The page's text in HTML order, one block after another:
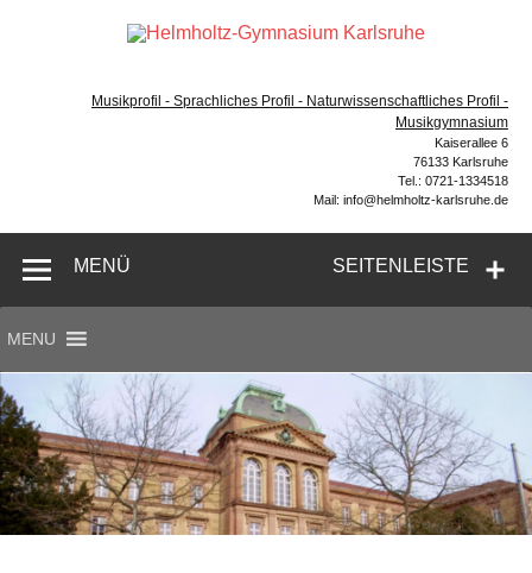
Musikprofil - Sprachliches Profil - Naturwissenschaftliches Profil -
Musikgymnasium
Kaiserallee 6
76133 Karlsruhe
Tel.: 0721-1334518
Mail: info@helmholtz-karlsruhe.de
SEITENLEISTE
MENÜ
MENU